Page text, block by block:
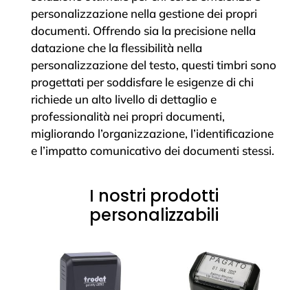
personalizzazione nella gestione dei propri
documenti. Offrendo sia la precisione nella
datazione che la flessibilità nella
personalizzazione del testo, questi timbri sono
progettati per soddisfare le esigenze di chi
richiede un alto livello di dettaglio e
professionalità nei propri documenti,
migliorando l’organizzazione, l’identificazione
e l’impatto comunicativo dei documenti stessi.
I nostri prodotti
personalizzabili